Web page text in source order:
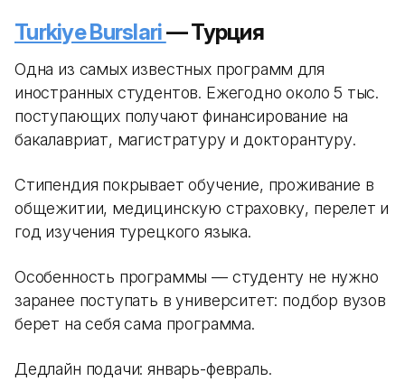
Turkiye Burslari— Турция
Одна из самых известных программ для
иностранных студентов. Ежегодно около 5 тыс.
поступающих получают финансирование на
бакалавриат, магистратуру и докторантуру.
Стипендия покрывает обучение, проживание в
общежитии, медицинскую страховку, перелет и
год изучения турецкого языка.
Особенность программы — студенту не нужно
заранее поступать в университет: подбор вузов
берет на себя сама программа.
Дедлайн подачи: январь-февраль.